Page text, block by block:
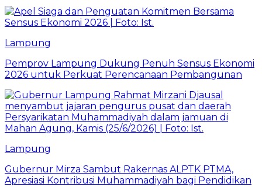
Lampung
Pemprov Lampung Dukung Penuh Sensus Ekonomi
2026 untuk Perkuat Perencanaan Pembangunan
Lampung
Gubernur Mirza Sambut Rakernas ALPTK PTMA,
Apresiasi Kontribusi Muhammadiyah bagi Pendidikan